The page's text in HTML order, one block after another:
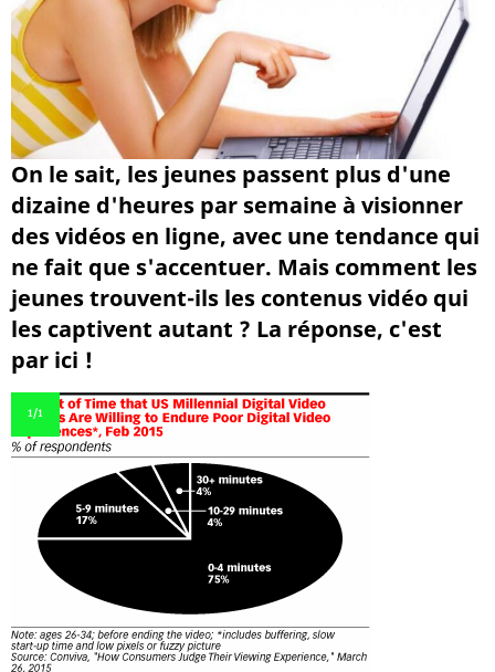
On le sait, les jeunes passent plus d'une
dizaine d'heures par semaine à visionner
des vidéos en ligne, avec une tendance qui
ne fait que s'accentuer. Mais comment les
jeunes trouvent-ils les contenus vidéo qui
les captivent autant ? La réponse, c'est
par ici !
1/1